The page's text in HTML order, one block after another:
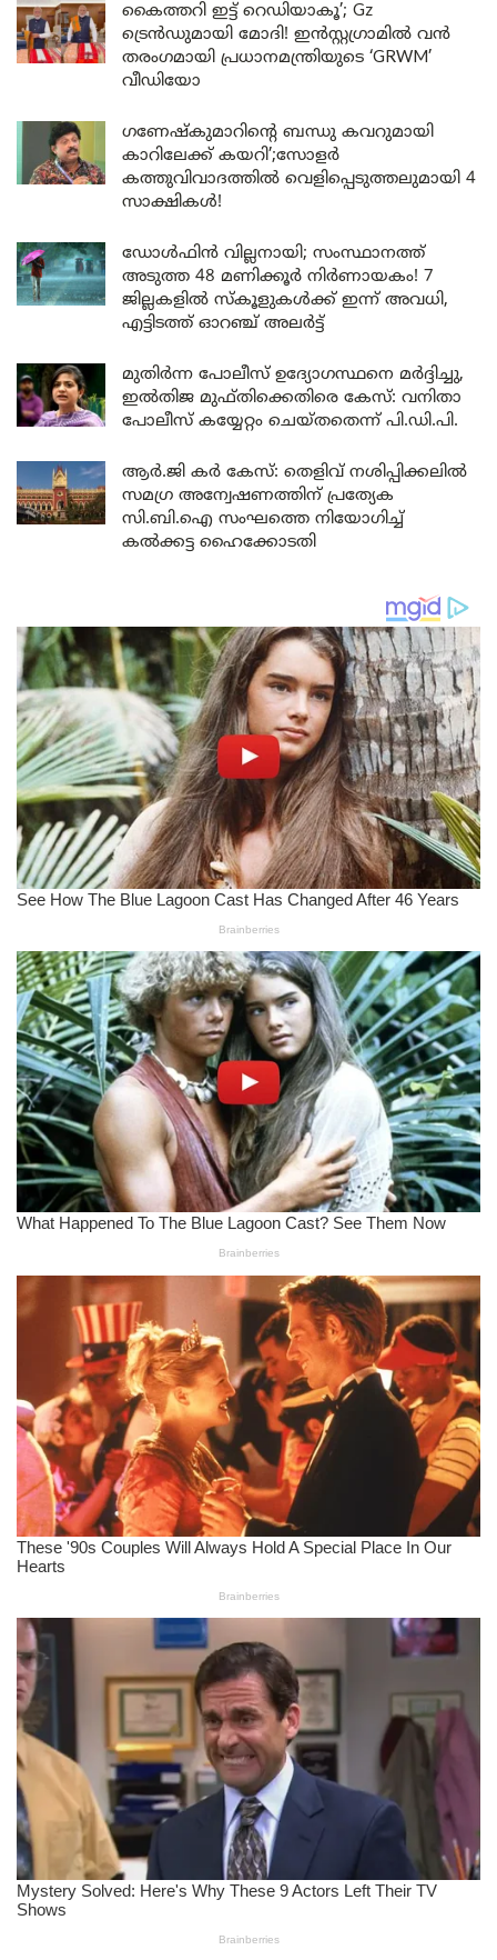
കൈത്തറി ഇട്ട് റെഡിയാകൂ’; Gz
ട്രെൻഡുമായി മോദി! ഇൻസ്റ്റഗ്രാമിൽ വൻ
തരംഗമായി പ്രധാനമന്ത്രിയുടെ ‘GRWM’
വീഡിയോ
ഗണേഷ്കുമാറിന്റെ ബന്ധു കവറുമായി
കാറിലേക്ക് കയറി’;സോളർ
കത്തുവിവാദത്തിൽ വെളിപ്പെടുത്തലുമായി 4
സാക്ഷികൾ!
ഡോൾഫിൻ വില്ലനായി; സംസ്ഥാനത്ത്
അടുത്ത 48 മണിക്കൂർ നിർണായകം! 7
ജില്ലകളിൽ സ്കൂളുകൾക്ക് ഇന്ന് അവധി,
എട്ടിടത്ത് ഓറഞ്ച് അലർട്ട്
മുതിർന്ന പോലീസ് ഉദ്യോഗസ്ഥനെ മർദ്ദിച്ചു,
ഇൽതിജ മുഫ്തിക്കെതിരെ കേസ്: വനിതാ
പോലീസ് കയ്യേറ്റം ചെയ്തതെന്ന് പി.ഡി.പി.
ആർ.ജി കർ കേസ്: തെളിവ് നശിപ്പിക്കലിൽ
സമഗ്ര അന്വേഷണത്തിന് പ്രത്യേക
സി.ബി.ഐ സംഘത്തെ നിയോഗിച്ച്
കൽക്കട്ട ഹൈക്കോടതി